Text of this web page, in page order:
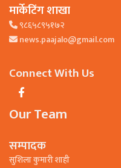
मार्केटिंग शाखा
९८६५८९५१७२
news.paajalo@gmail.com
Connect With Us
Our Team
सम्पादक
सुशिला कुमारी शाही